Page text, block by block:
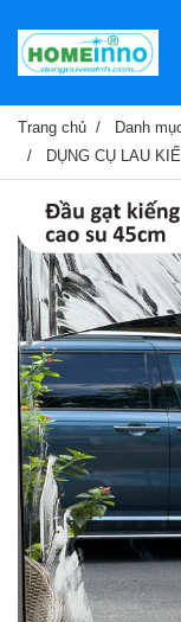
Trang chủ
Danh
DỤNG CỤ LAU